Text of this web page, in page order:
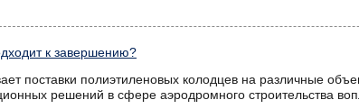
к завершению?
полиэтиленовых колодцев на различные
решений в сфере аэродромного строительства